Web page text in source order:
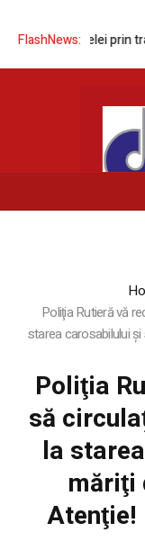
FlashNews:
rețelei prin
Poliţia Rutieră vă
starea carosabilului
Poliţia
să
la
măriţi